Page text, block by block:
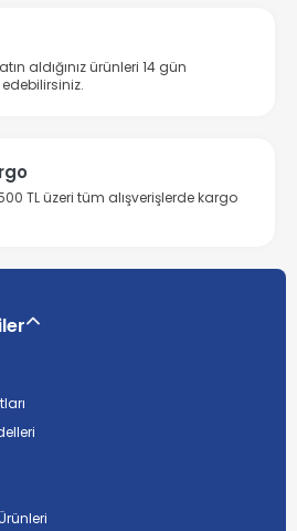
aldığınız ürünleri 14 gün
TL üzeri tüm alışverişlerde kargo